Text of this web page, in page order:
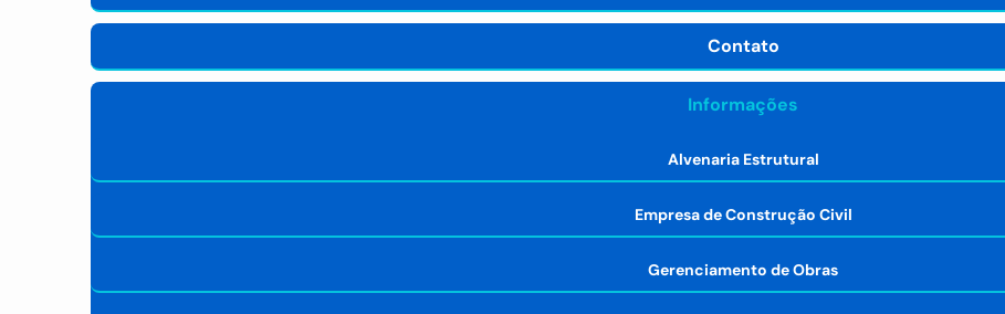
Contato
Informações
Alvenaria Estrutural
Empresa de Construção Civil
Gerenciamento de Obras